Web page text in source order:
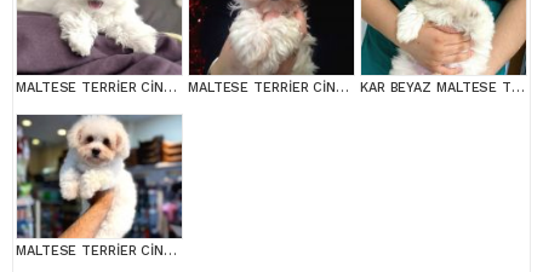
MALTESE TERRİER CİNSİ YAVRULAR MALTESE TERRİER CİNSİ YAVRULAR KAR BEYAZ MALTESE TERRİER CİNSLERİ
MALTESE TERRİER CİNSİ YAVRULAR